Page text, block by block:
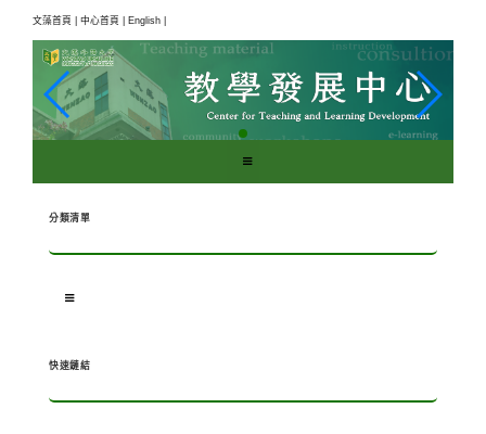
文藻首頁 | 中心首頁 | English |
分類清單
快速鏈結